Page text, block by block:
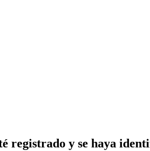
registrado y se haya